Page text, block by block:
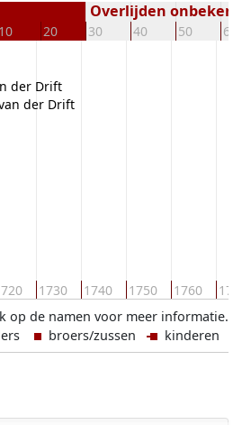
10 20 30 40 50 60
Overlijden
1730 1740 1750 1760
der Drift
der Drift
op de namen voor meer informatie.
broers/zussen kinderen